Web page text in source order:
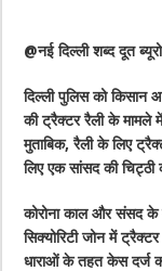
@नई दिल्ली शब्द दूत
दिल्ली पुलिस को किसान
की ट्रैक्टर रैली के मामले
मुताबिक, रैली के लिए
लिए एक सांसद की चिट्ठी
कोरोना काल और संसद के
सिक्योरिटी जोन में
धाराओं के तहत केस दर्ज